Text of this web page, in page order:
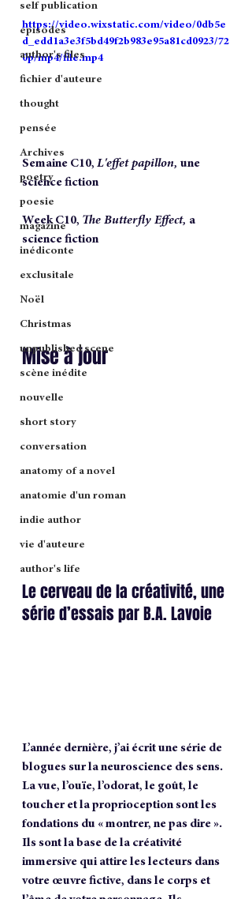
self publication
episodes
author's files
fichier d'auteure
thought
pensée
Archives
poetry
poesie
magazine
inédiconte
exclusitale
Noël
Christmas
unpublished scene
scène inédite
nouvelle
short story
conversation
anatomy of a novel
anatomie d'un roman
indie author
vie d'auteure
author's life
https://video.wixstatic.com/video/0db5e
d_edd1a3e3f5bd49f2b983e95a81cd0923/72
0p/mp4/file.mp4
Semaine C10, L'effet papillon, une
science fiction
Week C10, The Butterfly Effect, a
science fiction
Mise à jour
Le cerveau de la créativité, une
série d’essais par B.A. Lavoie
L’année dernière, j’ai écrit une série de
blogues sur la neuroscience des sens.
La vue, l’ouïe, l’odorat, le goût, le
toucher et la proprioception sont les
fondations du « montrer, ne pas dire ».
Ils sont la base de la créativité
immersive qui attire les lecteurs dans
votre œuvre fictive, dans le corps et